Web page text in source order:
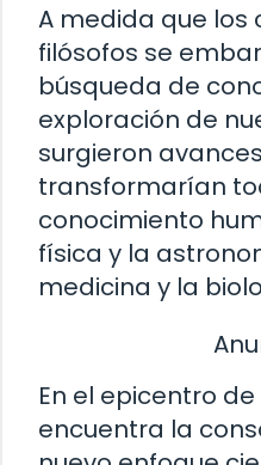
A medida que los
filósofos se
búsqueda de
exploración de
surgieron
transformarían
conocimiento
física y la
medicina y la
En el epicentro
encuentra la